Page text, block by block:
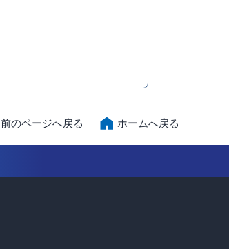
前のページへ戻る ホームへ戻る